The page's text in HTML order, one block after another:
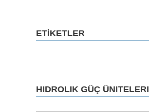
ETİKETLER
HIDROLIK GÜÇ ÜNITELERI